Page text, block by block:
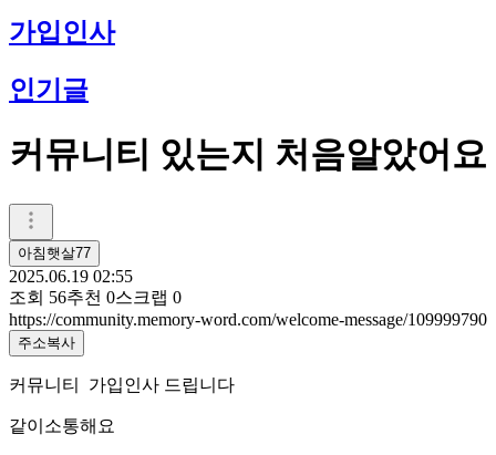
가입인사
인기글
커뮤니티 있는지 처음알았어요
아침햇살77
2025.06.19 02:55
조회 56추천 0스크랩 0
https://community.memory-word.com/welcome-message/109999790
주소복사
커뮤니티 가입인사 드립니다
같이소통해요